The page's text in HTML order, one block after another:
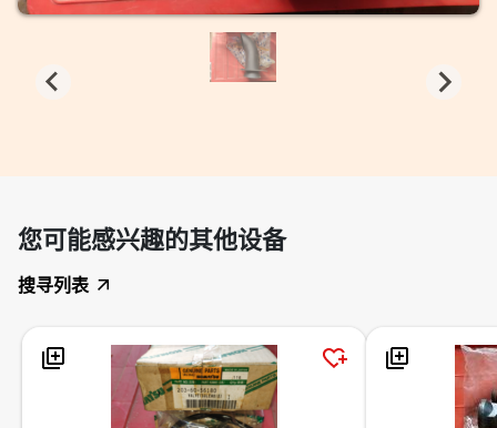
您可能感兴趣的其他设备
搜寻列表